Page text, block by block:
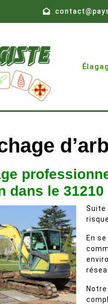
dans le 31210
Suite
En